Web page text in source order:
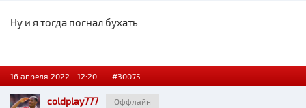
Ну и я тогда погнал бухать
16 апреля 2022 - 12:20 — #30075
coldplay777
Оффлайн